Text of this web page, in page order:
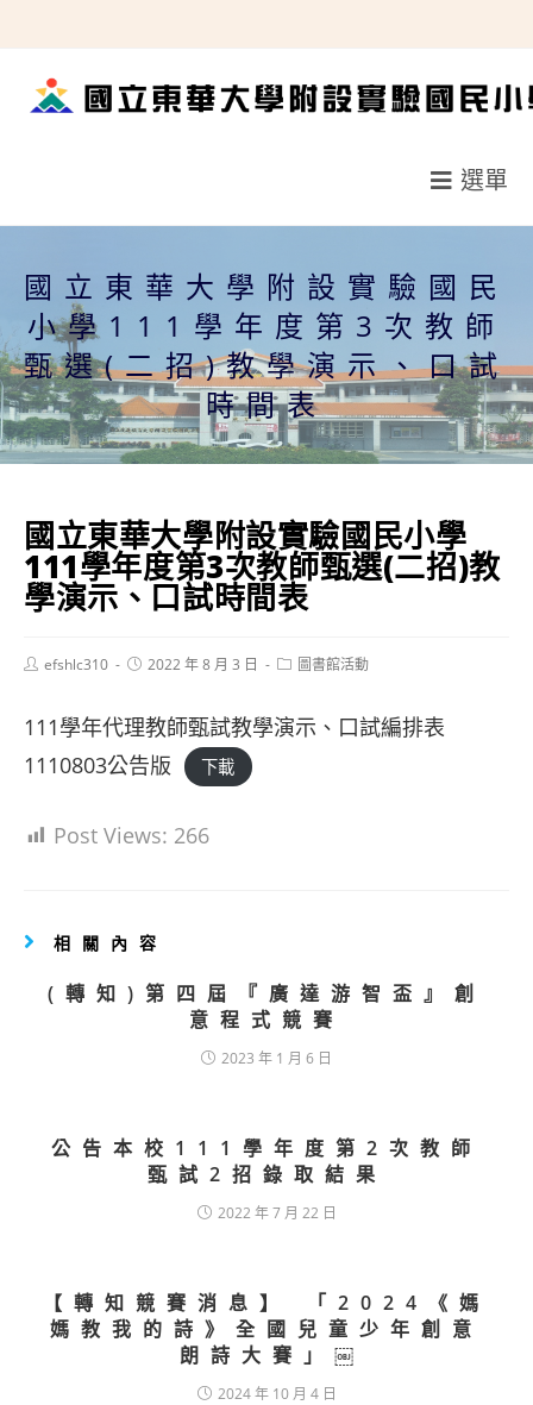
轉
選單
國立東華大學附設實驗國民
小學111學年度第3次教師
甄選(二招)教學演示、口試
時間表
國立東華大學附設實驗國民小學
111學年度第3次教師甄選(二招)教
學演示、口試時間表
Postefshlc310
Post2022 年 8 月 3 日
Post圖書館活動
111學年代理教師甄試教學演示、口試編排表
1110803公告版
下載
Post Views: 266
相關內容
(轉知)第四屆『廣達游智盃』創
意程式競賽
2023 年 1 月 6 日
公告本校111學年度第2次教師
甄試2招錄取結果
2022 年 7 月 22 日
【轉知競賽消息】 「2024《媽
媽教我的詩》全國兒童少年創意
朗詩大賽」￼
2024 年 10 月 4 日